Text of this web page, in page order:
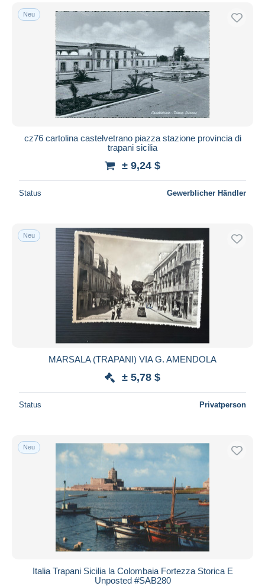
Neu
cz76 cartolina castelvetrano piazza stazione provincia di
trapani sicilia
± 9,24 $
Status Gewerblicher Händler
Neu
MARSALA (TRAPANI) VIA G. AMENDOLA
± 5,78 $
Status Privatperson
Neu
Italia Trapani Sicilia la Colombaia Fortezza Storica E
Unposted #SAB280